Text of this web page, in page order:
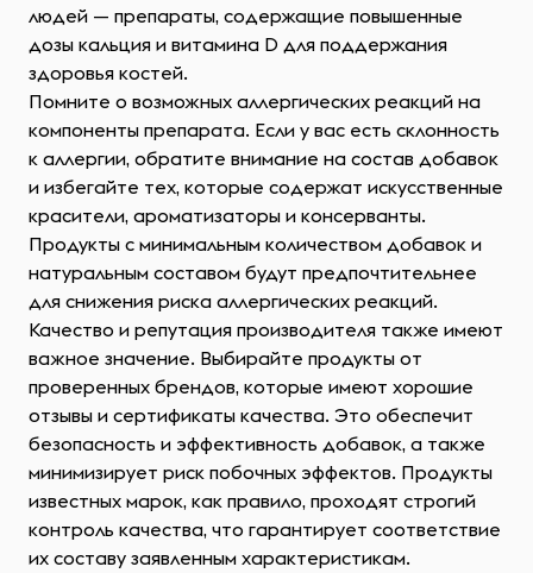
людей — препараты, содержащие повышенные
дозы кальция и витамина D для поддержания
здоровья костей.
Помните о возможных аллергических реакций на
компоненты препарата. Если у вас есть склонность
к аллергии, обратите внимание на состав добавок
и избегайте тех, которые содержат искусственные
красители, ароматизаторы и консерванты.
Продукты с минимальным количеством добавок и
натуральным составом будут предпочтительнее
для снижения риска аллергических реакций.
Качество и репутация производителя также имеют
важное значение. Выбирайте продукты от
проверенных брендов, которые имеют хорошие
отзывы и сертификаты качества. Это обеспечит
безопасность и эффективность добавок, а также
минимизирует риск побочных эффектов. Продукты
известных марок, как правило, проходят строгий
контроль качества, что гарантирует соответствие
их составу заявленным характеристикам.